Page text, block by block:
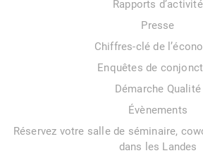
Rapports d’activité
Presse
Chiffres-clé de
Enquêtes de
Démarche Qualité
Évènements
Réservez votre salle de séminaire,
dans les Landes